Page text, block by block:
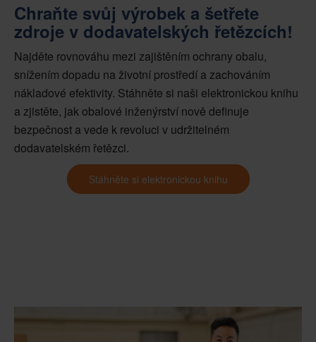
Chraňte svůj výrobek a šetřete
zdroje v dodavatelských řetězcích!
Najděte rovnováhu mezi zajištěním ochrany obalu,
snížením dopadu na životní prostředí a zachováním
nákladové efektivity. Stáhněte si naši elektronickou knihu
a zjistěte, jak obalové inženýrství nově definuje
bezpečnost a vede k revoluci v udržitelném
dodavatelském řetězci.
Stáhněte si elektronickou knihu